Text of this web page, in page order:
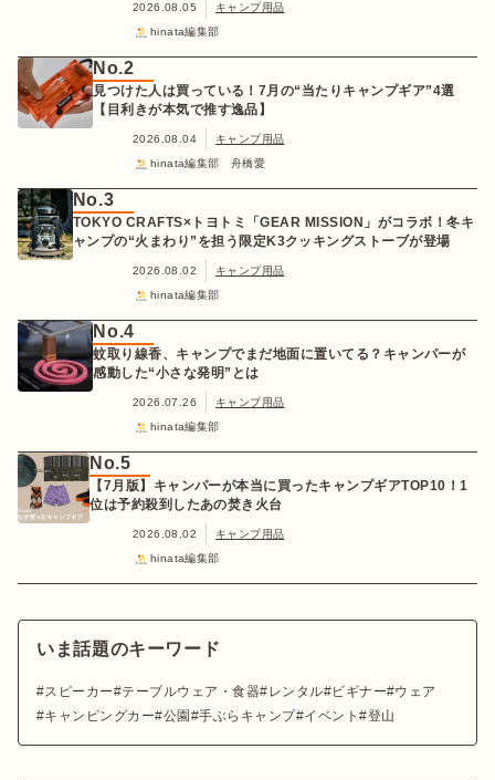
2026.08.05
キャンプ用品
hinata編集部
No.2
見つけた人は買っている！7月の“当たりキャンプギア”4選
【目利きが本気で推す逸品】
2026.08.04
キャンプ用品
hinata編集部 舟橋愛
No.3
TOKYO CRAFTS×トヨトミ「GEAR MISSION」がコラボ！冬キ
ャンプの“火まわり”を担う限定K3クッキングストーブが登場
2026.08.02
キャンプ用品
hinata編集部
No.4
蚊取り線香、キャンプでまだ地面に置いてる？キャンパーが
感動した“小さな発明”とは
2026.07.26
キャンプ用品
hinata編集部
No.5
【7月版】キャンパーが本当に買ったキャンプギアTOP10！1
位は予約殺到したあの焚き火台
2026.08.02
キャンプ用品
hinata編集部
いま話題のキーワード
スピーカー テーブルウェア・食器 レンタル ビギナー
ウェア
キャンピングカー 公園 手ぶらキャンプ イベント 登山